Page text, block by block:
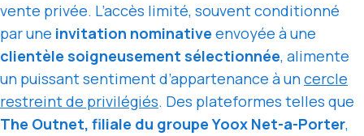
vente privée. L’accès limité, souvent conditionné
par une invitation nominative envoyée à une
clientèle soigneusement sélectionnée, alimente
un puissant sentiment d’appartenance à uncercle
restreint de privilégiés. Des plateformes telles que
The Outnet, filiale du groupe Yoox Net-a-Porter,